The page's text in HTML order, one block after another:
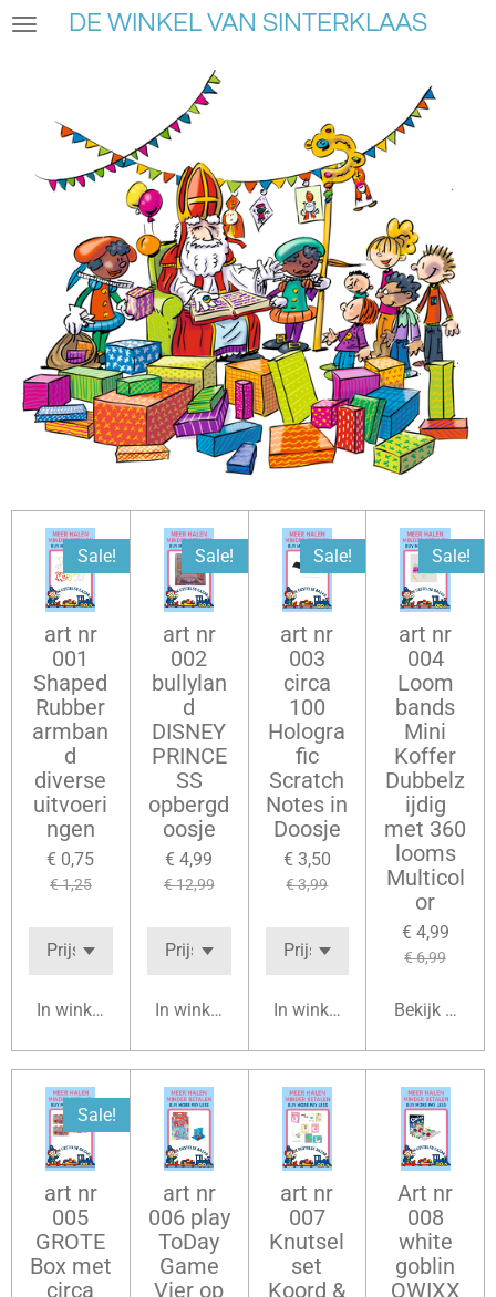
Ga
hoofdinhoud
DE WINKEL VAN SINTERKLAAS
Sale!
art nr
001
Shaped
Rubber
armban
d
diverse
uitvoeri
ngen
€ 0,75
€ 1,25
In winkelwagen
Sale!
art nr
002
bullylan
d
DISNEY
PRINCE
SS
opbergd
oosje
€ 4,99
€ 12,99
In winkelwagen
Sale!
art nr
003
circa
100
Hologra
fic
Scratch
Notes in
Doosje
€ 3,50
€ 3,99
In winkelwagen
Sale!
art nr
004
Loom
bands
Mini
Koffer
Dubbelz
ijdig
met 360
looms
Multicol
or
€ 4,99
€ 6,99
Bekijk details
Sale!
art nr
005
GROTE
Box met
circa
art nr
006 play
ToDay
Game
Vier op
art nr
007
Knutsel
set
Koord &
Art nr
008
white
goblin
QWIXX